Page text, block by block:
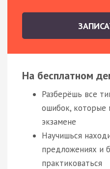
На бесплатном
Разберёшь все
ошибок, которые
экзамене
Научишься
предложениях и
практиковаться